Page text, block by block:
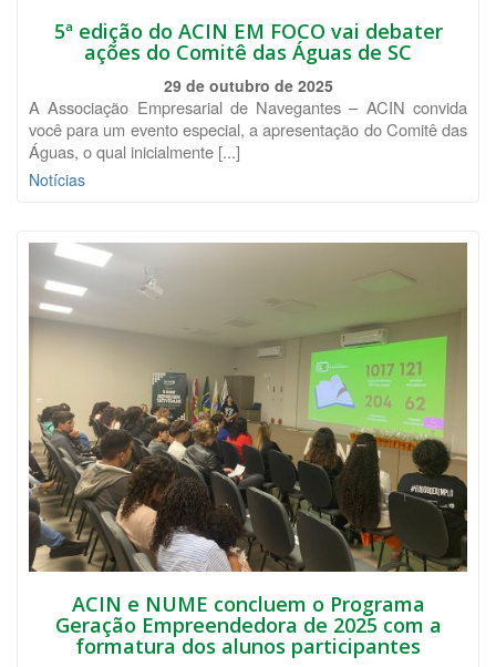
5ª edição do ACIN EM FOCO vai debater
ações do Comitê das Águas de SC
29 de outubro de 2025
A Associação Empresarial de Navegantes – ACIN convida
você para um evento especial, a apresentação do Comitê das
Águas, o qual inicialmente [...]
Notícias
ACIN e NUME concluem o Programa
Geração Empreendedora de 2025 com a
formatura dos alunos participantes